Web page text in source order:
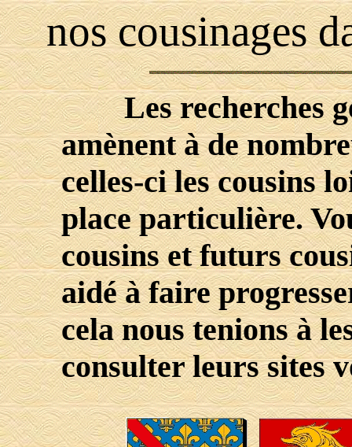
nos cousinages
Les recherches
amènent à de
celles-ci les cousins
place particulière.
cousins et futurs
aidé à faire
cela nous tenions à
consulter leurs sites